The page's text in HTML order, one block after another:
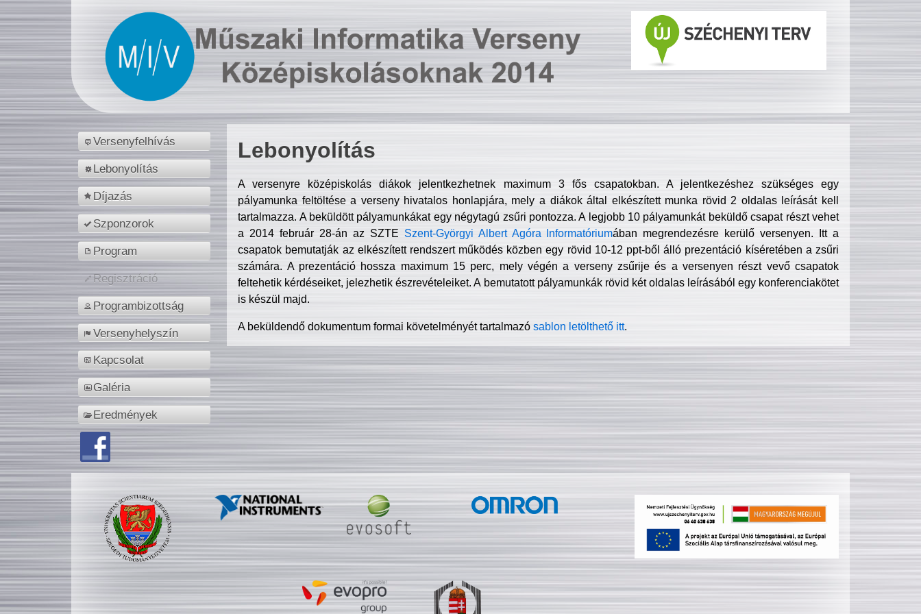
Versenyfelhívás
Lebonyolítás
Díjazás
Szponzorok
Program
Regisztráció
Programbizottság
Versenyhelyszín
Kapcsolat
Galéria
Eredmények
Lebonyolítás
A versenyre középiskolás diákok jelentkezhetnek maximum 3 fős csapatokban. A jelentkezéshez szükséges egy
pályamunka feltöltése a verseny hivatalos honlapjára, mely a diákok által elkészített munka rövid 2 oldalas leírását kell
tartalmazza. A beküldött pályamunkákat egy négytagú zsűri pontozza. A legjobb 10 pályamunkát beküldő csapat részt vehet
a 2014 február 28-án az SZTE Szent-Györgyi Albert Agóra Informatóriumában megrendezésre kerülő versenyen. Itt a
csapatok bemutatják az elkészített rendszert működés közben egy rövid 10-12 ppt-ből álló prezentáció kíséretében a zsűri
számára. A prezentáció hossza maximum 15 perc, mely végén a verseny zsűrije és a versenyen részt vevő csapatok
feltehetik kérdéseiket, jelezhetik észrevételeiket. A bemutatott pályamunkák rövid két oldalas leírásából egy konferenciakötet
is készül majd.
A beküldendő dokumentum formai követelményét tartalmazósablon letölthető itt.